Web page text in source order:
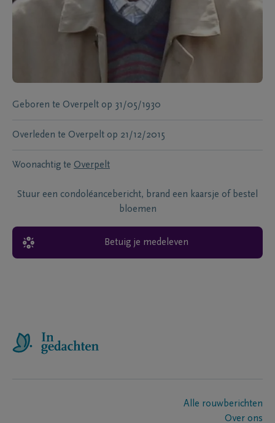
Geboren te Overpelt op 31/05/1930
Overleden te Overpelt op 21/12/2015
Woonachtig te Overpelt
Stuur een condoléancebericht, brand een kaarsje of bestel
bloemen
Betuig je medeleven
Alle rouwberichten
Over ons